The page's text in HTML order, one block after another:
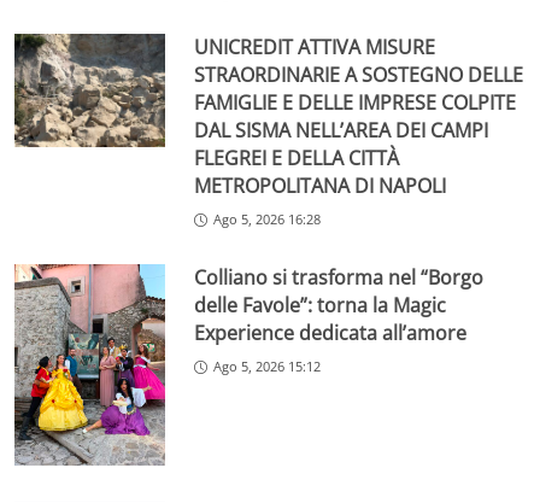
UNICREDIT ATTIVA MISURE
STRAORDINARIE A SOSTEGNO DELLE
FAMIGLIE E DELLE IMPRESE COLPITE
DAL SISMA NELL’AREA DEI CAMPI
FLEGREI E DELLA CITTÀ
METROPOLITANA DI NAPOLI
Ago 5, 2026 16:28
Colliano si trasforma nel “Borgo
delle Favole”: torna la Magic
Experience dedicata all’amore
Ago 5, 2026 15:12